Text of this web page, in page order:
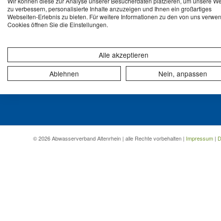
Wiesenstrasse 32
Postfach 55
9423 Altenrhein
info@ava-altenrhein.ch
© 2026 Abwasserverband Altenrhein | alle Rechte vorbehalten | Impressum |
zu verbessern, personalisierte Inhalte anzuzeigen und Ihnen ein großartiges
Webseiten-Erlebnis zu bieten. Für weitere Informationen zu den von uns
Cookies öffnen Sie die Einstellungen.
Alle akzeptieren
Ablehnen
Nein, anpassen